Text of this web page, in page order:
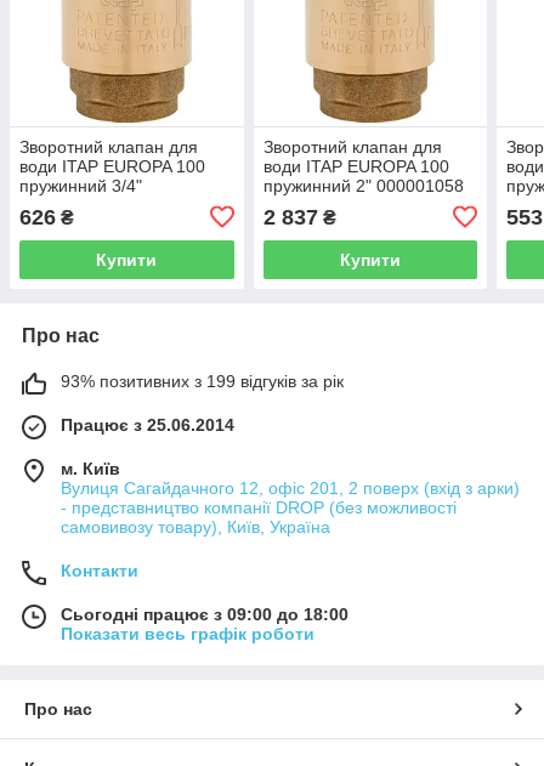
Зворотний клапан для
води ITAP EUROPA 100
пружинний 3/4"
626 ₴
Купити
Зворотний клапан для
води ITAP EUROPA 100
пружинний 2" 000001058
2 837₴
Купити
553
Про нас
93% позитивних з 199 відгуків за рік
Працює з 25.06.2014
м. Київ
Вулиця Сагайдачного 12, офіс 201, 2 поверх (вхід з арки)
- представництво компанії DROP (без можливості
самовивозу товару), Київ, Україна
Контакти
Сьогодні працює з 09:00 до 18:00
Показати весь графік роботи
Про нас